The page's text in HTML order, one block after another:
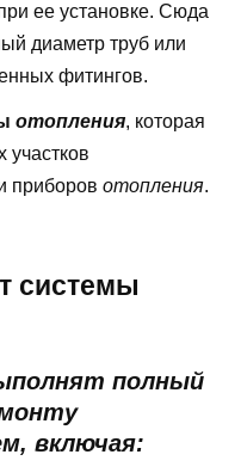
ее установке. Сюда
диаметр труб или
фитингов.
отопления, которая
участков
приборов отопления.
системы
полный
включая: